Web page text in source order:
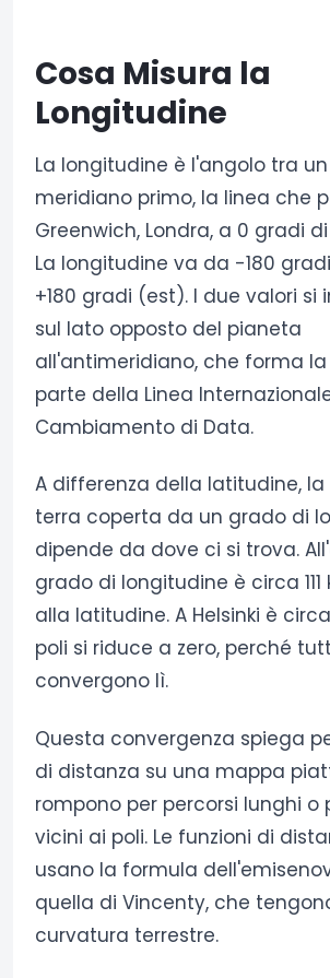
Cosa Misura la
Longitudine
La longitudine è l'angolo tra
meridiano primo, la linea che
Greenwich, Londra, a 0 gradi
La longitudine va da -180
+180 gradi (est). I due valori si
sul lato opposto del pianeta
all'antimeridiano, che forma
parte della Linea
Cambiamento di Data.
A differenza della latitudine,
terra coperta da un grado di
dipende da dove ci si trova.
grado di longitudine è circa 111
alla latitudine. A Helsinki è
poli si riduce a zero, perché
convergono lì.
Questa convergenza spiega
di distanza su una mappa
rompono per percorsi lunghi o
vicini ai poli. Le funzioni di
usano la formula
quella di Vincenty, che
curvatura terrestre.